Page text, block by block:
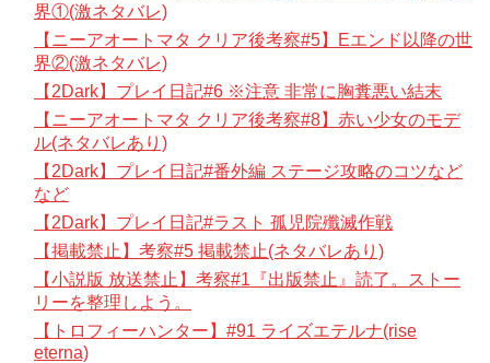
界①(激ネタバレ)
【ニーアオートマタ クリア後考察#5】Eエンド以降の世
界②(激ネタバレ)
【2Dark】プレイ日記#6 ※注意 非常に胸糞悪い結末
【ニーアオートマタ クリア後考察#8】赤い少女のモデ
ル(ネタバレあり)
【2Dark】プレイ日記#番外編 ステージ攻略のコツなど
など
【2Dark】プレイ日記#ラスト 孤児院殲滅作戦
【掲載禁止】考察#5 掲載禁止(ネタバレあり)
【小説版 放送禁止】考察#1『出版禁止』読了。ストー
リーを整理しよう。
【トロフィーハンター】#91 ライズエテルナ(rise
eterna)